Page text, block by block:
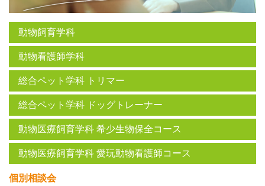
動物飼育学科
動物看護師学科
総合ペット学科 トリマー
総合ペット学科 ドッグトレーナー
動物医療飼育学科 希少生物保全コース
動物医療飼育学科 愛玩動物看護師コース
個別相談会